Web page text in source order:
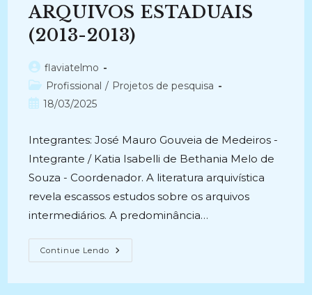
Portais
Das
IFES
(2013)
ARQUIVOS ESTADUAIS
(2013-2013)
Autor
do
post:
flaviatelmo
Categoria
do
Profissional / Projetos de pesquisa
Post18/03/2025
Integrantes: José Mauro Gouveia de Medeiros -
Integrante / Katia Isabelli de Bethania Melo de
Souza - Coordenador. A literatura arquivística
revela escassos estudos sobre os arquivos
intermediários. A predominância…
Continue Lendo PLANO
DE